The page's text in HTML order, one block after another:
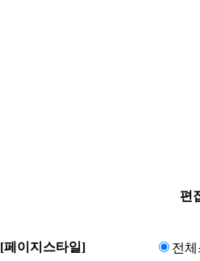
편
[페이지스타일] 전